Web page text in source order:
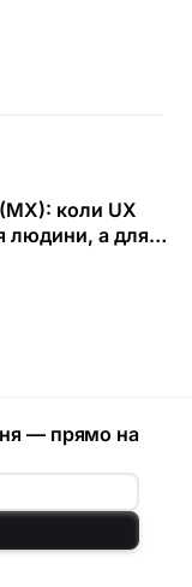
коли UX
людини, а для
— прямо на